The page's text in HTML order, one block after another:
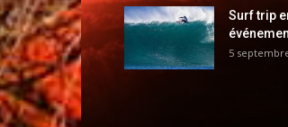
Surf trip
5